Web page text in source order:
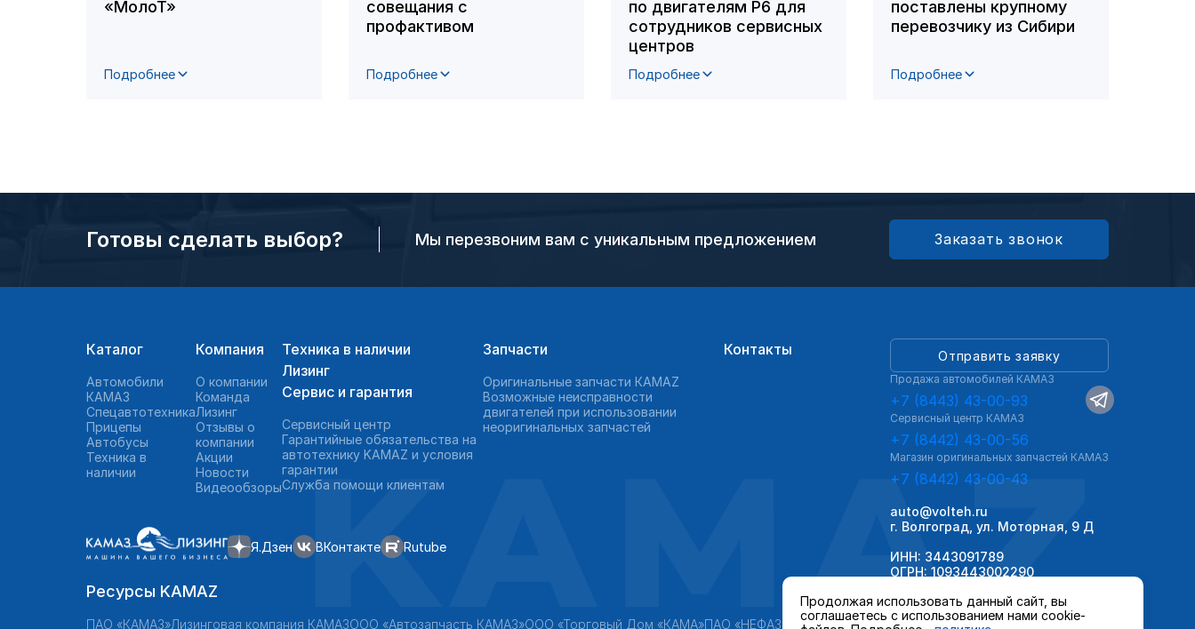
«МолоТ»
Подробнее
совещания с
профактивом
Подробнее
по двигателям Р6 для
сотрудников сервисных
центров
Подробнее
поставлены крупному
перевозчику из Сибири
Подробнее
Готовы сделать выбор? Мы перезвоним вам с уникальным предложением Заказать звонок
Продолжая использовать данный сайт, вы
соглашаетесь с использованием нами cookie-
Каталог
Автомобили
КАМАЗ
Спецавтотехника
Прицепы
Автобусы
Техника в
наличии
Компания
О компании
Команда
Лизинг
Отзывы о
компании
Акции
Новости
Видеообзоры
Техника в наличии
Лизинг
Сервис и гарантия
Сервисный центр
Гарантийные обязательства на
автотехнику KAMAZ и условия
гарантии
Служба помощи клиентам
Запчасти
Оригинальные запчасти КAMAZ
Возможные неисправности
двигателей при использовании
неоригинальных запчастей
Контакты
Я.Дзен ВКонтакте Rutube
Отправить заявку
Продажа автомобилей КАМАЗ
+7 (8443) 43-00-93
Сервисный центр КАМАЗ
+7 (8442) 43-00-56
Магазин оригинальных запчастей КАМАЗ
+7 (8442) 43-00-43
auto@volteh.ru
г. Волгоград, ул. Моторная, 9 Д
ИНН: 3443091789
ОГРН: 1093443002290
Ресурсы KAMAZ
ПАО «КАМАЗ»Лизинговая компания КАМАЗООО «Автозапчасть КАМАЗ»ООО «Торговый Дом «КАМА»ПАО «НЕФАЗ»
KAMAZ